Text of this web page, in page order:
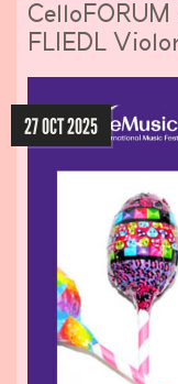
FLIEDL
27 OCT 2025